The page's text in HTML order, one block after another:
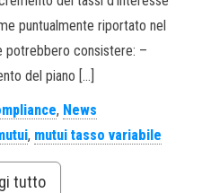
puntualmente riportato nel
potrebbero consistere: –
del piano […]
, News
, mutui tasso variabile
tutto